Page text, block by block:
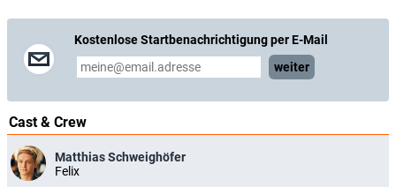
Kostenlose Startbenachrichtigung per E-Mail
weiter
Cast & Crew
Matthias Schweighöfer
Felix